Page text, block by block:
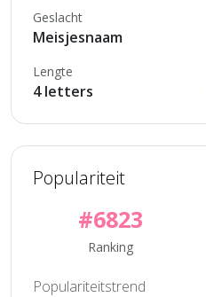
Geslacht
Meisjesnaam
Lengte
4 letters
Populariteit
#6823
Ranking
Populariteitstrend